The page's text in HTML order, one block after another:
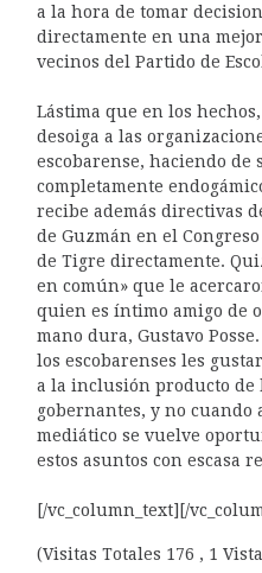
a la hora de tomar
directamente en una
vecinos del Partido de
Lástima que en los
desoiga a las
escobarense, haciendo
completamente
recibe además directivas
de Guzmán en el
de Tigre directamente.
en común» que le
quien es íntimo amigo de
mano dura, Gustavo
los escobarenses les
a la inclusión producto de
gobernantes, y no cuando
mediático se vuelve
estos asuntos con escasa
[/vc_column_text][/
(Visitas Totales 176 , 1